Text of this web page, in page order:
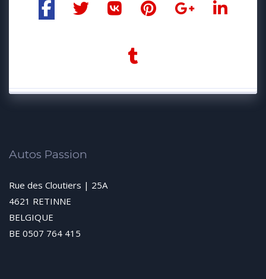
Autos Passion
Rue des Cloutiers | 25A
4621 RETINNE
BELGIQUE
BE 0507 764 415